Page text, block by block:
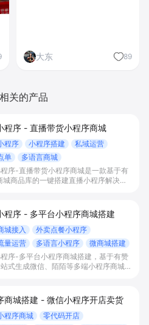
大东 89
相关的产品
程序 - 直播带货小程序商城
程序 小程序搭建
私域运营
单
多语言商城
序-直播带货小程序商城是一款基于有
城商品库的一键搭建直播小程序解决方
径、沉淀私域会员并提升转化与复购。
程序 - 多平台小程序商城搭建
城接入
外卖点餐小程序
量运营
多语言小程序
微商城搭建
序-多平台小程序商城搭建，基于有赞
式生成微信、陌陌等多端小程序商城，
长。
商城搭建 - 微信小程序开店卖货
程序商城
零代码开店